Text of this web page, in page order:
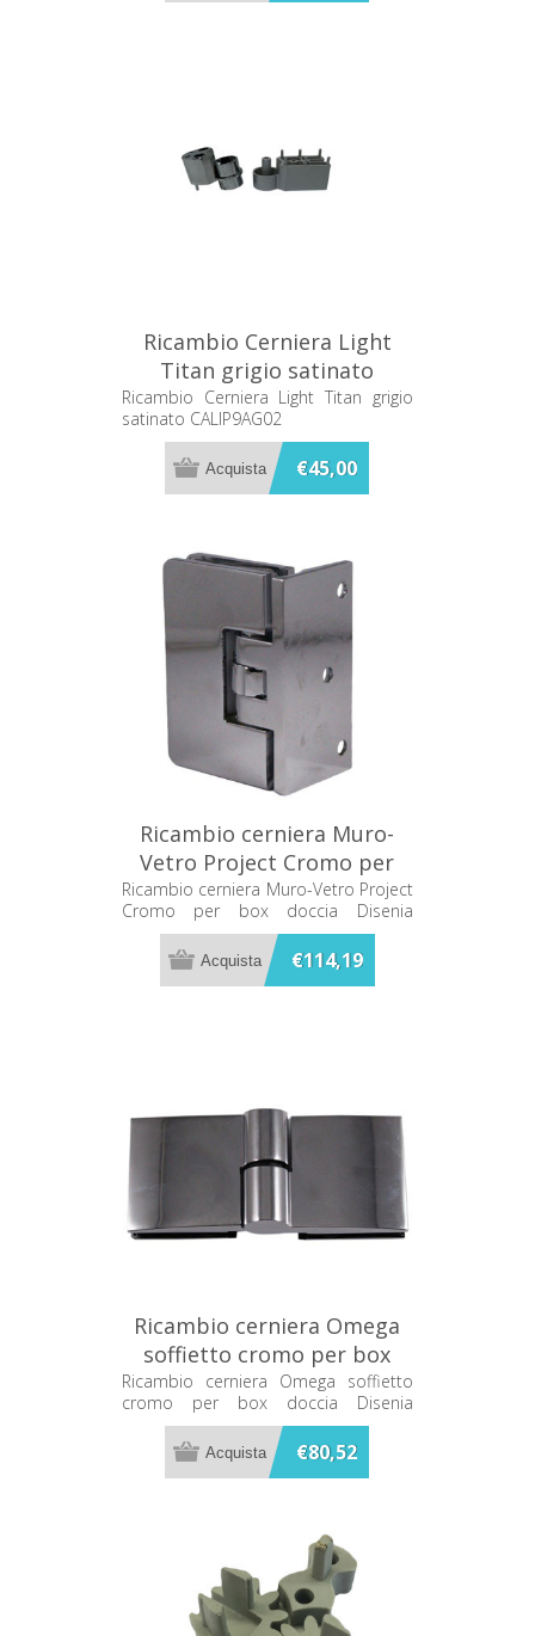
Ricambio Cerniera Light
Titan grigio satinato
CALIP9AG02
Ricambio Cerniera Light Titan grigio
satinato CALIP9AG02
€45,00
Ricambio cerniera Muro-
Vetro Project Cromo per
box doccia Disenia RCPJMV-
C
Ricambio cerniera Muro-Vetro Project
Cromo per box doccia Disenia
RCPJMV-C
€114,19
Ricambio cerniera Omega
soffietto cromo per box
doccia Disenia RCOMSFD-E
Ricambio cerniera Omega soffietto
cromo per box doccia Disenia
RCOMSFD-E
€80,52